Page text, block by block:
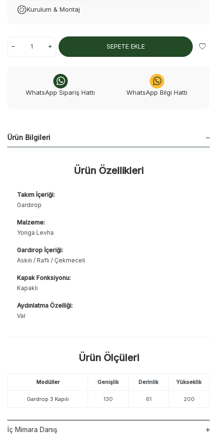
Kurulum & Montaj
SEPETE EKLE
WhatsApp Sipariş Hattı WhatsApp Bilgi Hattı
Ürün Bilgileri
Ürün Özellikleri
Takım İçeriği:
Gardırop
Malzeme:
Yonga Levha
Gardırop İçeriği:
Askılı / Raflı / Çekmeceli
Kapak Fonksiyonu:
Kapaklı
Aydınlatma Özelliği:
Var
Ürün Ölçüleri
Modüller Genişlik Derinlik Yükseklik
Gardrop 3 Kapılı 130 61 200
İç Mimara Danış